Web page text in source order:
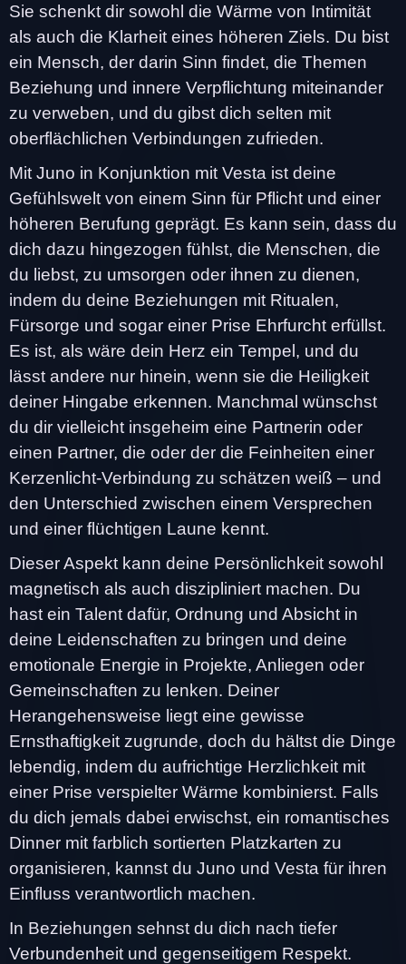
Sie schenkt dir sowohl die Wärme von Intimität
als auch die Klarheit eines höheren Ziels. Du bist
ein Mensch, der darin Sinn findet, die Themen
Beziehung und innere Verpflichtung miteinander
zu verweben, und du gibst dich selten mit
oberflächlichen Verbindungen zufrieden.
Mit Juno in Konjunktion mit Vesta ist deine
Gefühlswelt von einem Sinn für Pflicht und einer
höheren Berufung geprägt. Es kann sein, dass du
dich dazu hingezogen fühlst, die Menschen, die
du liebst, zu umsorgen oder ihnen zu dienen,
indem du deine Beziehungen mit Ritualen,
Fürsorge und sogar einer Prise Ehrfurcht erfüllst.
Es ist, als wäre dein Herz ein Tempel, und du
lässt andere nur hinein, wenn sie die Heiligkeit
deiner Hingabe erkennen. Manchmal wünschst
du dir vielleicht insgeheim eine Partnerin oder
einen Partner, die oder der die Feinheiten einer
Kerzenlicht-Verbindung zu schätzen weiß – und
den Unterschied zwischen einem Versprechen
und einer flüchtigen Laune kennt.
Dieser Aspekt kann deine Persönlichkeit sowohl
magnetisch als auch diszipliniert machen. Du
hast ein Talent dafür, Ordnung und Absicht in
deine Leidenschaften zu bringen und deine
emotionale Energie in Projekte, Anliegen oder
Gemeinschaften zu lenken. Deiner
Herangehensweise liegt eine gewisse
Ernsthaftigkeit zugrunde, doch du hältst die Dinge
lebendig, indem du aufrichtige Herzlichkeit mit
einer Prise verspielter Wärme kombinierst. Falls
du dich jemals dabei erwischst, ein romantisches
Dinner mit farblich sortierten Platzkarten zu
organisieren, kannst du Juno und Vesta für ihren
Einfluss verantwortlich machen.
In Beziehungen sehnst du dich nach tiefer
Verbundenheit und gegenseitigem Respekt.